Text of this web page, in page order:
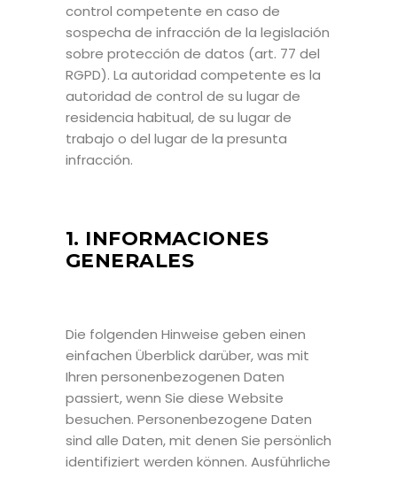
control competente en caso de
sospecha de infracción de la legislación
sobre protección de datos (art. 77 del
RGPD). La autoridad competente es la
autoridad de control de su lugar de
residencia habitual, de su lugar de
trabajo o del lugar de la presunta
infracción.
1. INFORMACIONES
GENERALES
Die folgenden Hinweise geben einen
einfachen Überblick darüber, was mit
Ihren personenbezogenen Daten
passiert, wenn Sie diese Website
besuchen. Personenbezogene Daten
sind alle Daten, mit denen Sie persönlich
identifiziert werden können. Ausführliche